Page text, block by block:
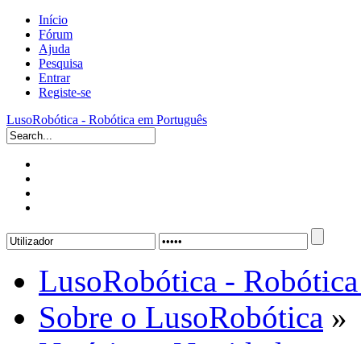
Início
Fórum
Ajuda
Pesquisa
Entrar
Registe-se
LusoRobótica - Robótica em Português
LusoRobótica -
Sobre o LusoRobótica »